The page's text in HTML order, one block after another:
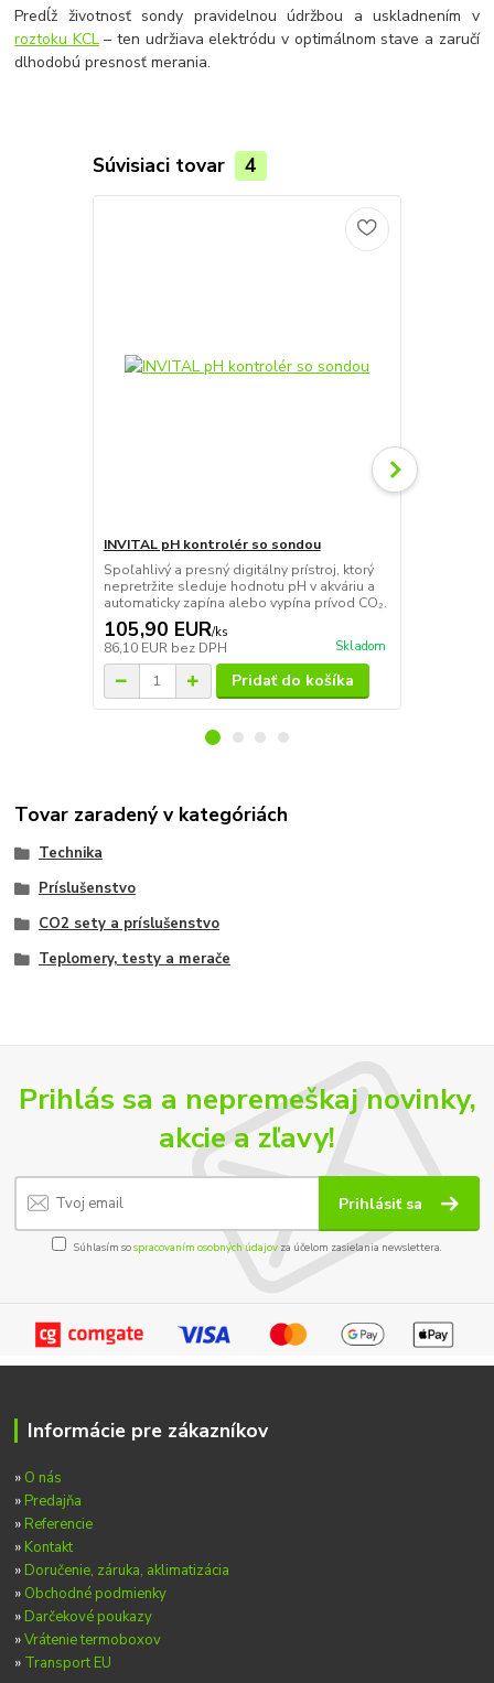
Predĺž životnosť sondy pravidelnou údržbou a uskladnením v
roztoku KCL– ten udržiava elektródu v optimálnom stave a zaručí
dlhodobú presnosť merania.
Súvisiaci tovar 4
INVITAL pH kontrolér so sondou
Spoľahlivý a presný digitálny prístroj, ktorý
nepretržite sleduje hodnotu pH v akváriu a
automaticky zapína alebo vypína prívod CO₂.
105,90 EUR/ks
86,10 EUR bez DPH Skladom
Pridať do košíka
Tovar zaradený v kategóriách
Technika
Príslušenstvo
CO2 sety a príslušenstvo
Teplomery, testy a merače
Prihlás sa a nepremeškaj novinky,
akcie a zľavy!
Prihlásiť sa
Súhlasím sospracovaním osobných údajov za účelom zasielania newslettera.
Informácie pre zákazníkov
» O nás
» Predajňa
» Referencie
» Kontakt
» Doručenie, záruka, aklimatizácia
» Obchodné podmienky
» Darčekové poukazy
»Vrátenie termoboxov
» Transport EU